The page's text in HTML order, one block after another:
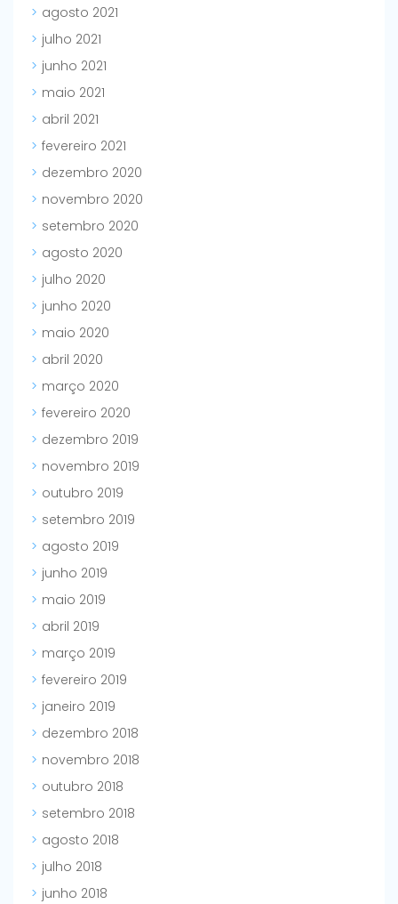
agosto 2021
julho 2021
junho 2021
maio 2021
abril 2021
fevereiro 2021
dezembro 2020
novembro 2020
setembro 2020
agosto 2020
julho 2020
junho 2020
maio 2020
abril 2020
março 2020
fevereiro 2020
dezembro 2019
novembro 2019
outubro 2019
setembro 2019
agosto 2019
junho 2019
maio 2019
abril 2019
março 2019
fevereiro 2019
janeiro 2019
dezembro 2018
novembro 2018
outubro 2018
setembro 2018
agosto 2018
julho 2018
junho 2018